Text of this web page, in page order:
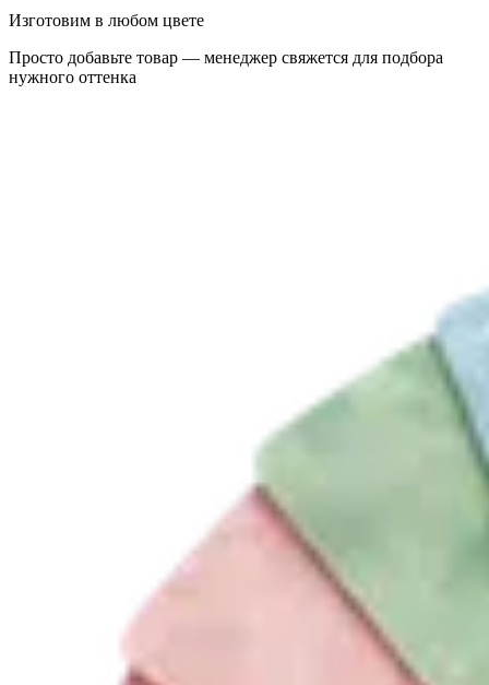
Изготовим в любом цвете
Просто добавьте товар — менеджер свяжется для подбора
нужного оттенка